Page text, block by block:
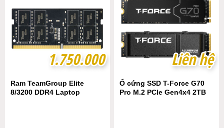
1.750.000
1.750.000
Ram TeamGroup Elite
8/3200 DDR4 Laptop
Liên hệ
Liên hệ
Ổ cứng SSD T-Force G70
Pro M.2 PCIe Gen4x4 2TB